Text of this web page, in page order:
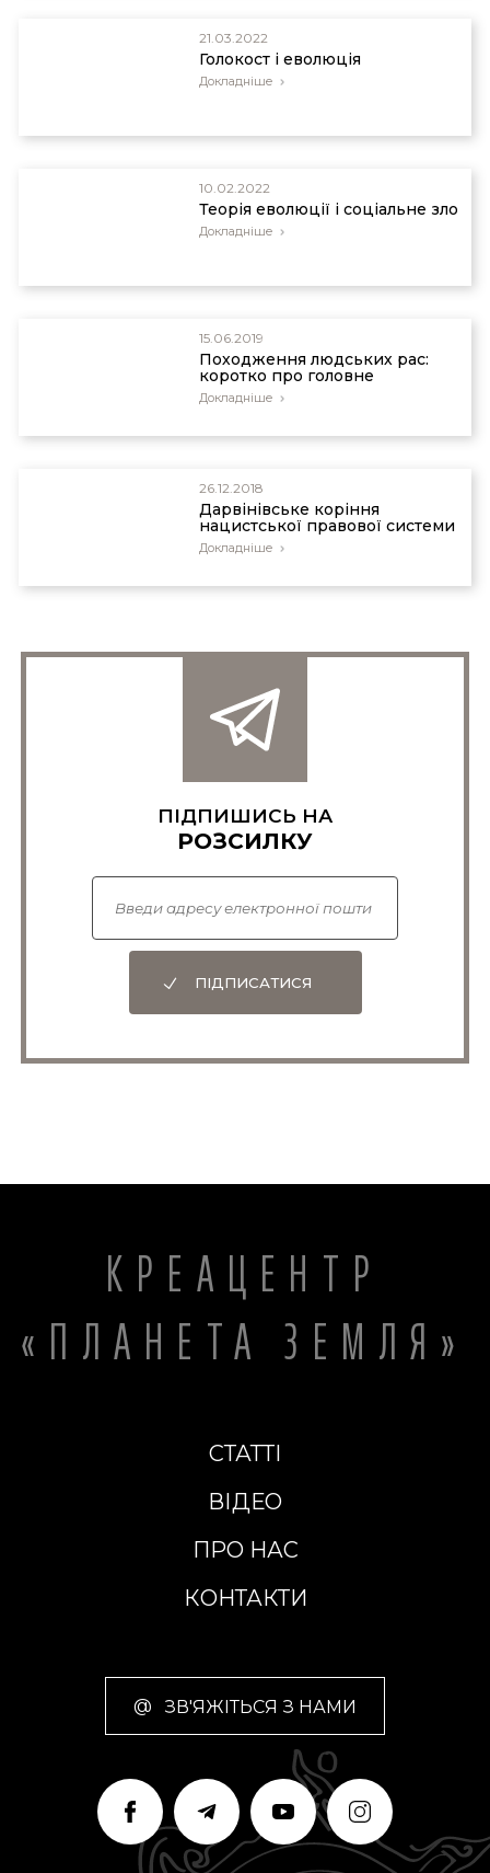
21.03.2022
Голокост і еволюція
Докладніше
10.02.2022
Теорія еволюції і соціальне зло
Докладніше
15.06.2019
Походження людських рас:
коротко про головне
Докладніше
26.12.2018
Дарвінівське коріння
нацистської правової системи
Докладніше
ПІДПИШИСЬ НА
РОЗСИЛКУ
ПІДПИСАТИСЯ
КРЕАЦЕНТР
«ПЛАНЕТА ЗЕМЛЯ»
СТАТТІ
ВІДЕО
ПРО НАС
КОНТАКТИ
@ ЗВ'ЯЖІТЬСЯ З НАМИ